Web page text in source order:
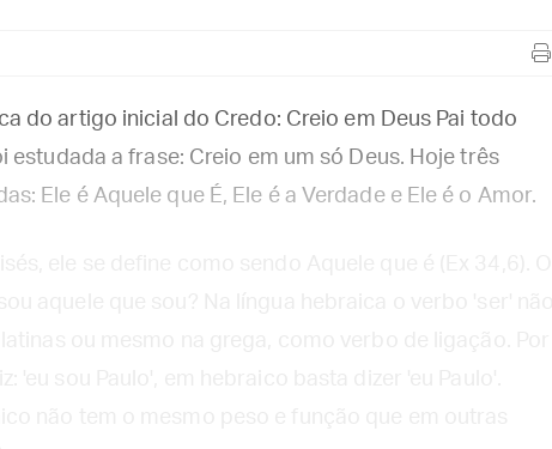
do artigo inicial do Credo: Creio em Deus Pai todo
estudada a frase: Creio em um só Deus. Hoje três
Ele é Aquele que É, Ele é a Verdade e Ele é o Amor.